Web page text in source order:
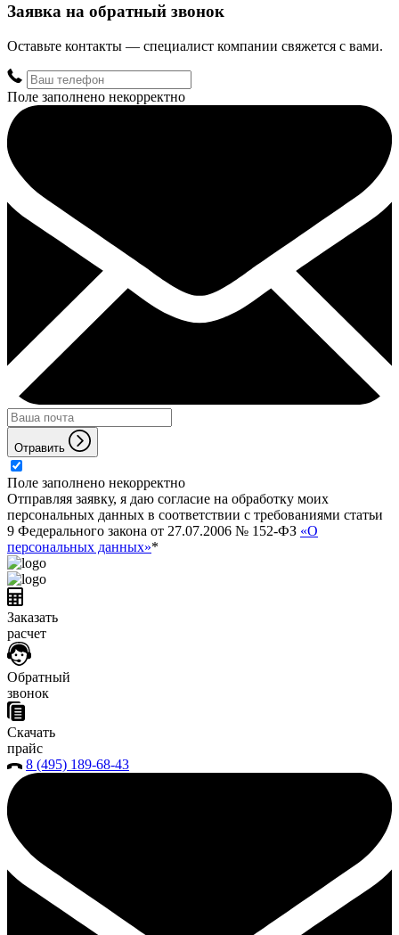
Заявка на обратный звонок
Оставьте контакты — специалист компании свяжется с вами.
Поле заполнено некорректно
Отравить
Поле заполнено некорректно
Отправляя заявку, я даю согласие на обработку моих
персональных данных в соответствии с требованиями статьи
9 Федерального закона от 27.07.2006 № 152-ФЗ «О
персональных данных»*
Заказать
расчет
Обратный
звонок
Скачать
прайс
8 (495) 189-68-43